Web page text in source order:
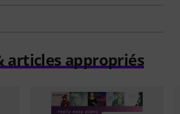
articles appropriés